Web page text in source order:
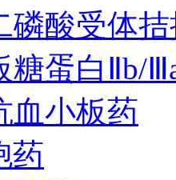
磷酸受体
糖蛋白Ⅱb/
血小板药
药